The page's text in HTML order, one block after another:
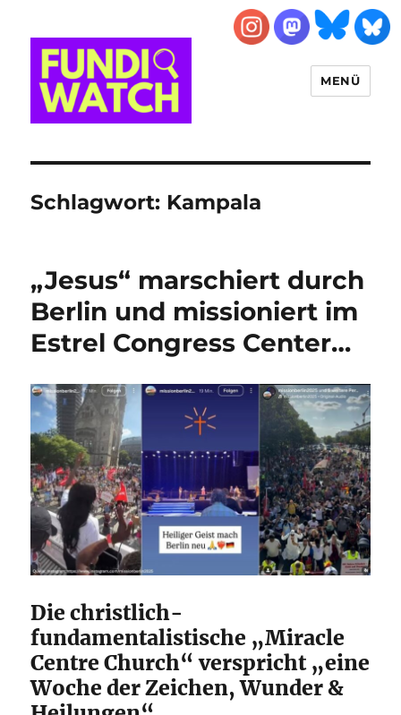
MENÜ
Schlagwort: Kampala
„Jesus“ marschiert durch
Berlin und missioniert im
Estrel Congress Center…
Die christlich-
fundamentalistische „Miracle
Centre Church“ verspricht „eine
Woche der Zeichen, Wunder &